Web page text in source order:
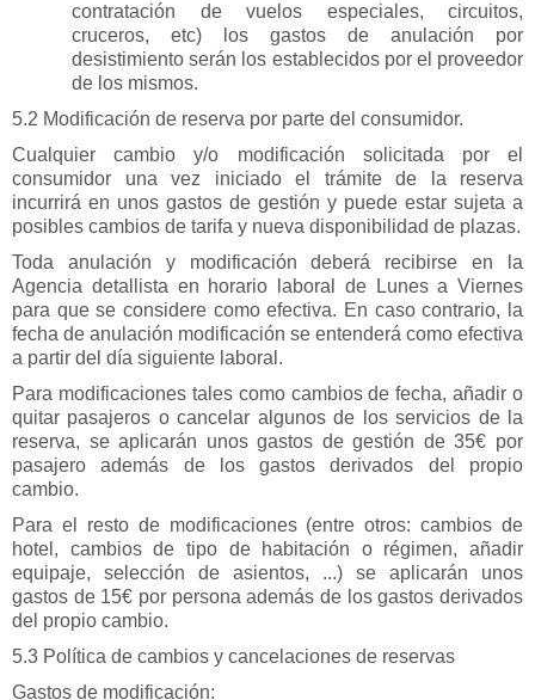
contratación de vuelos especiales, circuitos,
cruceros, etc) los gastos de anulación por
desistimiento serán los establecidos por el proveedor
de los mismos.
5.2 Modificación de reserva por parte del consumidor.
Cualquier cambio y/o modificación solicitada por el
consumidor una vez iniciado el trámite de la reserva
incurrirá en unos gastos de gestión y puede estar sujeta a
posibles cambios de tarifa y nueva disponibilidad de plazas.
Toda anulación y modificación deberá recibirse en la
Agencia detallista en horario laboral de Lunes a Viernes
para que se considere como efectiva. En caso contrario, la
fecha de anulación modificación se entenderá como efectiva
a partir del día siguiente laboral.
Para modificaciones tales como cambios de fecha, añadir o
quitar pasajeros o cancelar algunos de los servicios de la
reserva, se aplicarán unos gastos de gestión de 35€ por
pasajero además de los gastos derivados del propio
cambio.
Para el resto de modificaciones (entre otros: cambios de
hotel, cambios de tipo de habitación o régimen, añadir
equipaje, selección de asientos, ...) se aplicarán unos
gastos de 15€ por persona además de los gastos derivados
del propio cambio.
5.3 Política de cambios y cancelaciones de reservas
Gastos de modificación: